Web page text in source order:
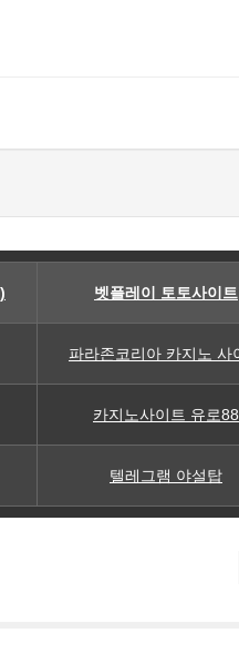
벳플레이 토토사이트
파라존코리아 카지노 사
카지노사이트 유로88
텔레그램 야설탑